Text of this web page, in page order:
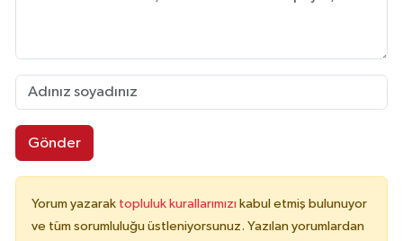
Gönder
Yorum yazarak topluluk kurallarımızı kabul etmiş bulunuyor
ve tüm sorumluluğu üstleniyorsunuz. Yazılan yorumlardan